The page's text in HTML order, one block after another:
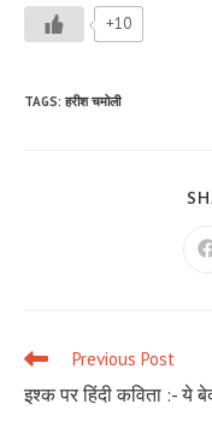
+10
TAGS: हरीश चमोली
Read
articles
Previous Post
इश्क पर हिंदी कविता :- ये